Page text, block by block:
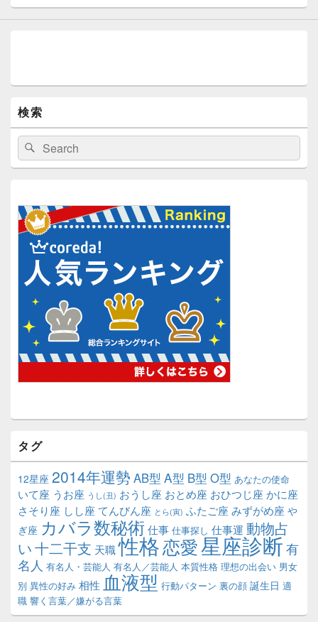
検索
検
索:
検
索
タグ
12星座 2014年運勢 AB型 A型 B型 O型 あなたの使命
いて座 うお座 うし(丑) おうし座 おとめ座 おひつじ座 かに座
さそり座 しし座 てんびん座 とら(寅) ふたご座 みずがめ座 や
ぎ座 カバラ数秘術 仕事 仕事探し 仕事運 動物占
い十二干支 天職性格恋愛星座診断有
名人 有名人・芸能人 有名人／芸能人 本質性格 理想の出会い 男女
別 異性の好み 相性 血液型 行動パターン 裏の顔 誕生日 適
職 響く言葉／嫌がる言葉